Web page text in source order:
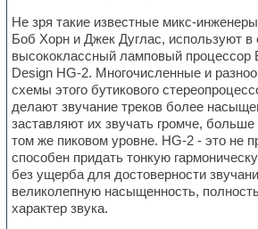
Не зря такие известные микс-
Боб Хорн и Джек Дуглас, используют в
высококлассный ламповый процессор
Design HG-2. Многочисленные и
схемы этого бутикового
делают звучание треков более
заставляют их звучать громче,
том же пиковом уровне. HG-2 - это не
способен придать тонкую
без ущерба для достоверности
великолепную насыщенность,
характер звука.